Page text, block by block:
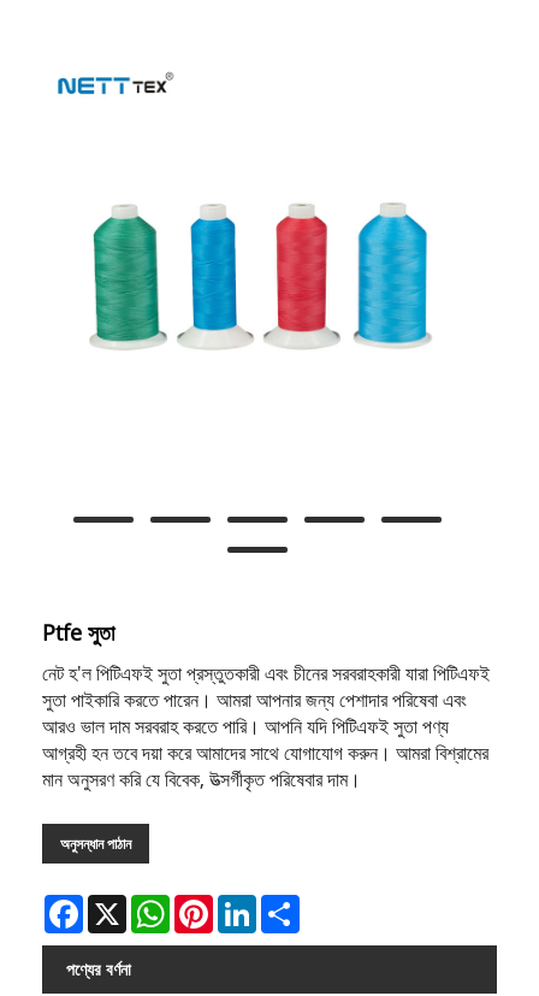
Ptfe সুতা
নেট হ'ল পিটিএফই সুতা প্রস্তুতকারী এবং চীনের সরবরাহকারী যারা পিটিএফই
সুতা পাইকারি করতে পারেন। আমরা আপনার জন্য পেশাদার পরিষেবা এবং
আরও ভাল দাম সরবরাহ করতে পারি। আপনি যদি পিটিএফই সুতা পণ্য
আগ্রহী হন তবে দয়া করে আমাদের সাথে যোগাযোগ করুন। আমরা বিশ্রামের
মান অনুসরণ করি যে বিবেক, উত্সর্গীকৃত পরিষেবার দাম।
অনুসন্ধান পাঠান
Facebook
X WhatsAppPinterestLinkedIn
পণ্যের বর্ণনা